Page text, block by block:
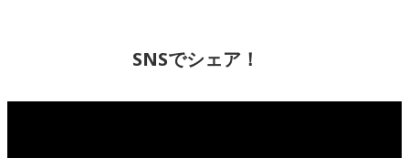
SNSでシェア！